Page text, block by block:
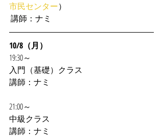
市民センター）
講師：ナミ
10/8（月）
19:30～
入門（基礎）クラス
講師：ナミ
21:00～
中級クラス
講師：ナミ